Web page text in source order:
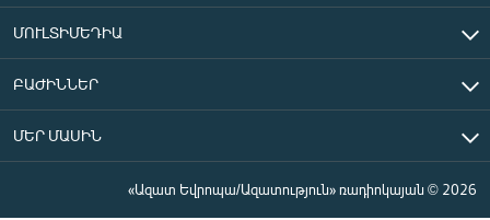
ՄՈՒԼՏԻՄԵԴԻԱ
ԲԱԺԻՆՆԵՐ
ՄԵՐ ՄԱՍԻՆ
«Ազատ Եվրոպա/Ազատություն» ռադիոկայան © 2026